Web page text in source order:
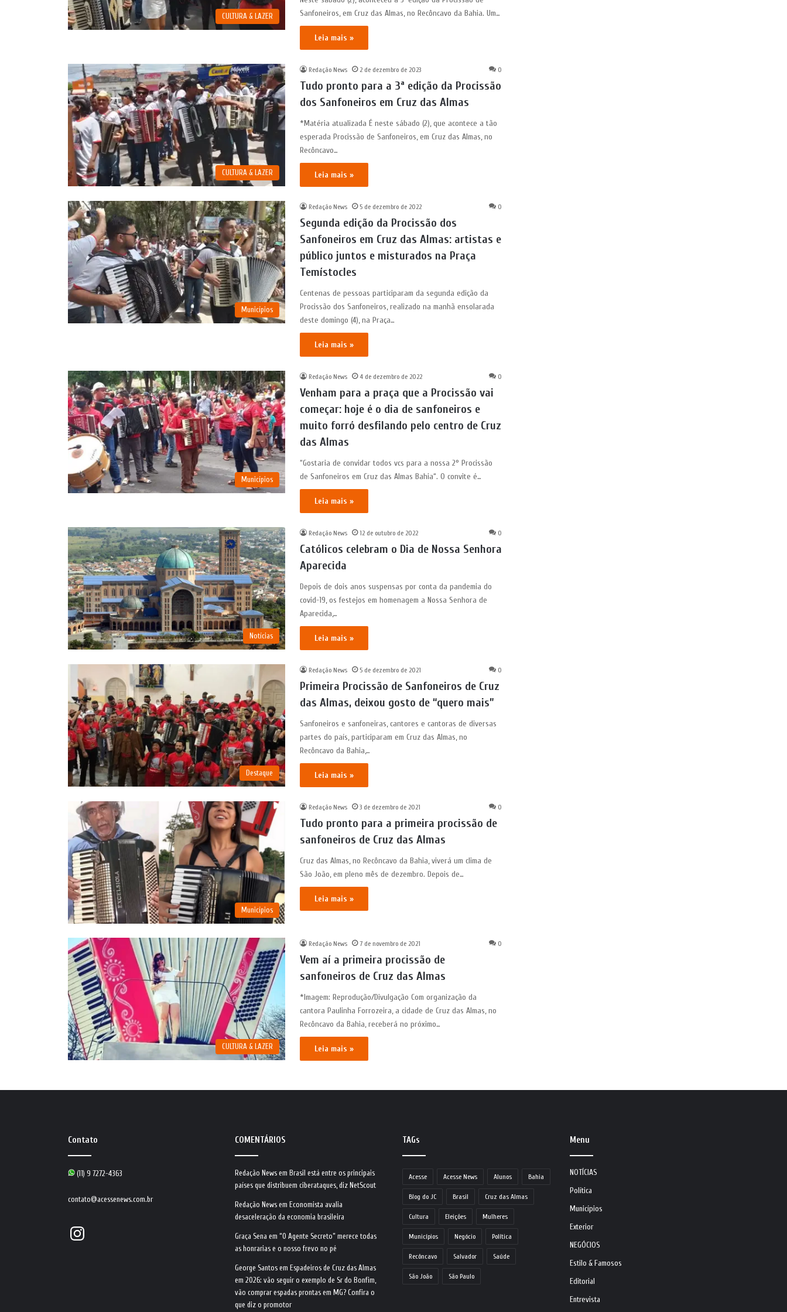
CULTURA & LAZER
Sanfoneiros, em Cruz das Almas, no Recôncavo da Bahia. Um…
Leia mais »
CULTURA & LAZER
Redação News 2 de dezembro de 2023 0
Tudo pronto para a 3ª edição da Procissão
dos Sanfoneiros em Cruz das Almas
*Matéria atualizada É neste sábado (2), que acontece a tão
esperada Procissão de Sanfoneiros, em Cruz das Almas, no
Recôncavo…
Leia mais »
Municípios
Redação News 5 de dezembro de 2022 0
Segunda edição da Procissão dos
Sanfoneiros em Cruz das Almas: artistas e
público juntos e misturados na Praça
Temístocles
Centenas de pessoas participaram da segunda edição da
Procissão dos Sanfoneiros, realizado na manhã ensolarada
deste domingo (4), na Praça…
Leia mais »
Municípios
Redação News 4 de dezembro de 2022 0
Venham para a praça que a Procissão vai
começar: hoje é o dia de sanfoneiros e
muito forró desfilando pelo centro de Cruz
das Almas
“Gostaria de convidar todos vcs para a nossa 2° Procissão
de Sanfoneiros em Cruz das Almas Bahia“. O convite é…
Leia mais »
Notícias
Redação News 12 de outubro de 2022 0
Católicos celebram o Dia de Nossa Senhora
Aparecida
Depois de dois anos suspensas por conta da pandemia do
covid-19, os festejos em homenagem a Nossa Senhora de
Aparecida,…
Leia mais »
Destaque
Redação News 5 de dezembro de 2021 0
Primeira Procissão de Sanfoneiros de Cruz
das Almas, deixou gosto de “quero mais”
Sanfoneiros e sanfoneiras, cantores e cantoras de diversas
partes do país, participaram em Cruz das Almas, no
Recôncavo da Bahia,…
Leia mais »
Municípios
Redação News 3 de dezembro de 2021 0
Tudo pronto para a primeira procissão de
sanfoneiros de Cruz das Almas
Cruz das Almas, no Recôncavo da Bahia, viverá um clima de
São João, em pleno mês de dezembro. Depois de…
Leia mais »
CULTURA & LAZER
Redação News 7 de novembro de 2021 0
Vem aí a primeira procissão de
sanfoneiros de Cruz das Almas
*Imagem: Reprodução/Divulgação Com organização da
cantora Paulinha Forrozeira, a cidade de Cruz das Almas, no
Recôncavo da Bahia, receberá no próximo…
Leia mais »
Contato
(11) 9 7272-4363
contato@acessenews.com.br
Instagram
COMENTÁRIOS
Redação News em Brasil está entre os principais
países que distribuem ciberataques, diz NetScout
Redação News em Economista avalia
desaceleração da economia brasileira
Graça Sena em“O Agente Secreto” merece todas
as honrarias e o nosso frevo no pé
George Santos em Espadeiros de Cruz das Almas
em 2026: vão seguir o exemplo de Sr do Bonfim,
vão comprar espadas prontas em MG? Confira o
que diz o promotor
TAGs
Acesse Acesse News Alunos Bahia
Blog do JC Brasil Cruz das Almas
Cultura Eleições Mulheres
Municípios Negócio Política
Recôncavo Salvador Saúde
São João São Paulo
Menu
NOTÍCIAS
Política
Municípios
Exterior
NEGÓCIOS
Estilo & Famosos
Editorial
Entrevista